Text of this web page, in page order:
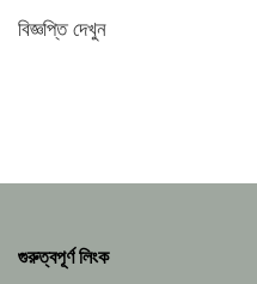
বিজ্ঞপ্তি দেখুন
গুরুত্বপূর্ণ লিংক